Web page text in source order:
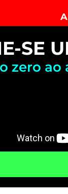
SE
zero